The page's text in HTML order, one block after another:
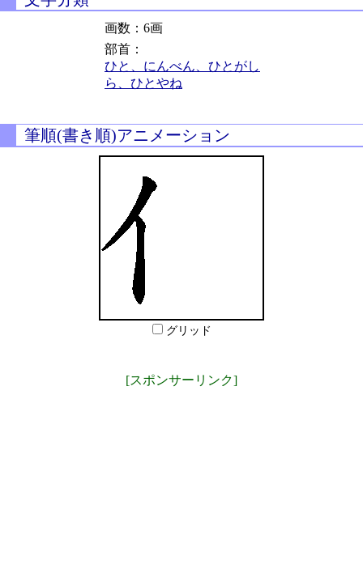
画数：6画
部首：
ひと、にんべん、ひとがし
ら、ひとやね
筆順(書き順)アニメーション
グリッド
[スポンサーリンク]